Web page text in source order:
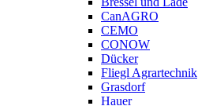
CanAGRO
CEMO
CONOW
Dücker
Fliegl Agrartechnik
Grasdorf
Hauer